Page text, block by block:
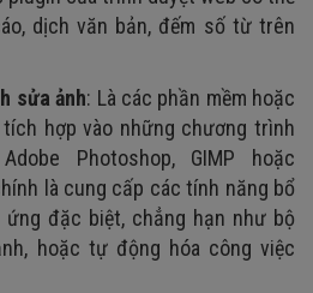
dịch văn bản, đếm số từ trên
sửa ảnh: Là các phần mềm hoặc
hợp vào những chương trình
Photoshop, GIMP hoặc
là cung cấp các tính năng bổ
đặc biệt, chẳng hạn như bộ
hoặc tự động hóa công việc